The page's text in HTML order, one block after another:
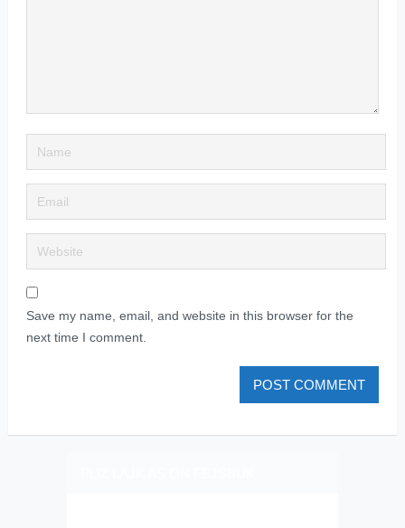
Save my name, email, and website in this browser for the
next time I comment.